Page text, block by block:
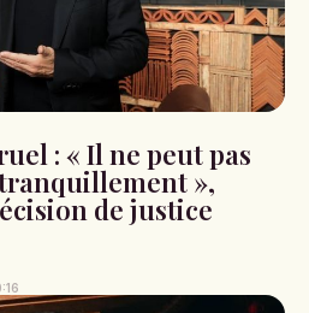
: « Il ne peut pas
»,
de justice